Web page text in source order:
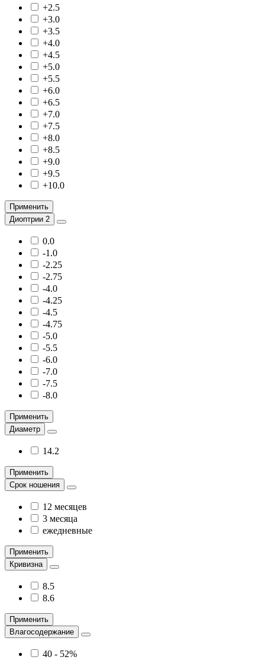
+2.5
+3.0
+3.5
+4.0
+4.5
+5.0
+5.5
+6.0
+6.5
+7.0
+7.5
+8.0
+8.5
+9.0
+9.5
+10.0
Применить
Диоптрии 2
0.0
-1.0
-2.25
-2.75
-4.0
-4.25
-4.5
-4.75
-5.0
-5.5
-6.0
-7.0
-7.5
-8.0
Применить
Диаметр
14.2
Применить
Срок ношения
12 месяцев
3 месяца
ежедневные
Применить
Кривизна
8.5
8.6
Применить
Влагосодержание
40 - 52%